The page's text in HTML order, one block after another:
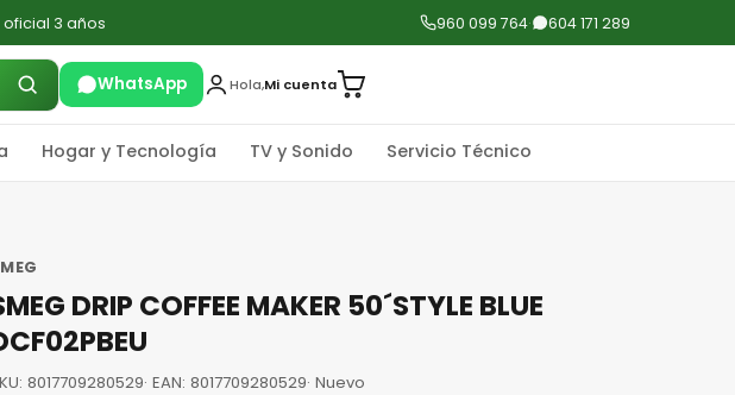
3 años 960 099 764· 604 171 289
WhatsApp Hola,Mi cuenta
Hogar y Tecnología TV y Sonido Servicio Técnico
DRIP COFFEE MAKER 50´STYLE BLUE
8017709280529· EAN: 8017709280529· Nuevo